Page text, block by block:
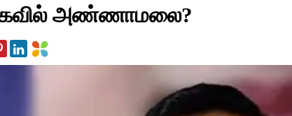
அண்ணாமலை?